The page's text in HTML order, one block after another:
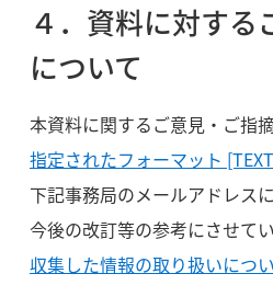
４．資料に対する
について
本資料に関するご意見・ご指
指定されたフォーマット
下記事務局のメールアドレス
今後の改訂等の参考にさせて
収集した情報の取り扱いにつ